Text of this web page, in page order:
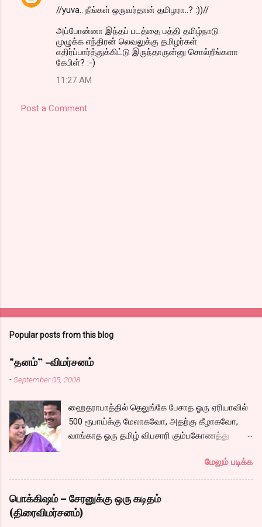
//yuva.. நீங்கள் ஒருவர்தான் தமிழரா..? :))//
அப்போன்னா இந்தப் படத்தை பத்தி தமிழ்நாடு
முழுக்க எந்திரன் லெவலுக்கு தமிழர்கள்
எதிர்ப்பார்த்துக்கிட்டு இருந்தாருன்னு சொல்றீங்களா
கேபிள்? :-)
11:27 AM
Post a Comment
Popular posts from this blog
"தனம்” -விமர்சனம்
-September 05, 2008
ஹைதராபாத்தில் தெலுங்கே பேசாத ஓரு ஏரியாவில்
500 ரூபாய்க்கு மேலாகவோ, அதற்கு கீழாகவோ,
வாங்காத ஓரு தமிழ் விபசாரி கும்பகோணத்து
வாழ்கைபடுகிறாள். அவளுடய வாழ்கை எப்படி
அமைந்தது? என்ற ஓரு நல்ல லைனை , சங்கீதா
தன்னுடய இடுப்பை சுழற்றி, சுழற்றி நடப்பதை போல்
சும்மா, சுத்தி, சுத்தி குழப்பி, நம்பமுடியாத
திரைக்கதையால் சொதப்பி,சங்கீதாவை ஏதோ
மேலும் படிக்க
பொக்கிஷம் – சேரனுக்கு ஒரு கடிதம்
(திரைவிமர்சனம்)